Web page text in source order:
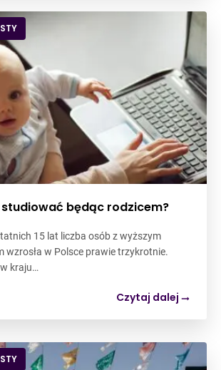
będąc rodzicem?
15 lat liczba osób z wyższym
wzrosła w Polsce prawie trzykrotnie.
kraju…
Czytaj dalej